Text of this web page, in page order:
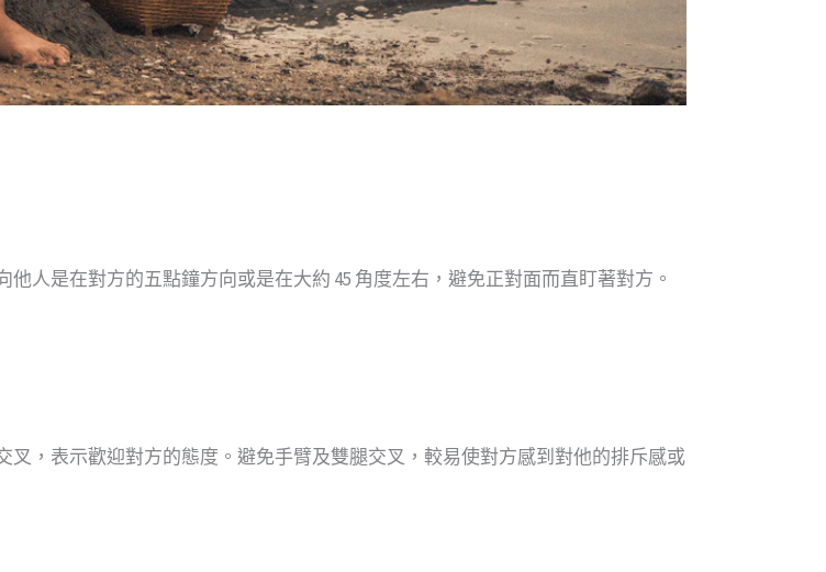
人是在對方的五點鐘方向或是在大約 45 角度左右，避免正對面而直盯著對方。
，表示歡迎對方的態度。避免手臂及雙腿交叉，較易使對方感到對他的排斥感或